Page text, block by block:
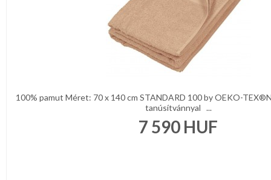
100% pamut Méret: 70 x 140 cm STANDARD 100 by OEKO-
tanúsítvánnyal ...
7 590 HUF